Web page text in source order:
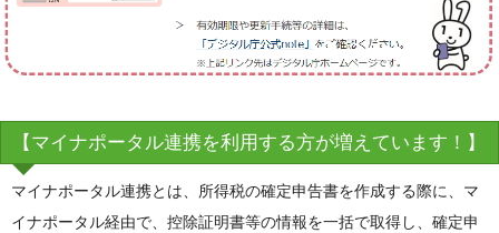
【マイナポータル連携を利用する方が増えています！】
マイナポータル連携とは、所得税の確定申告書を作成する際に、マ
イナポータル経由で、控除証明書等の情報を一括で取得し、確定申